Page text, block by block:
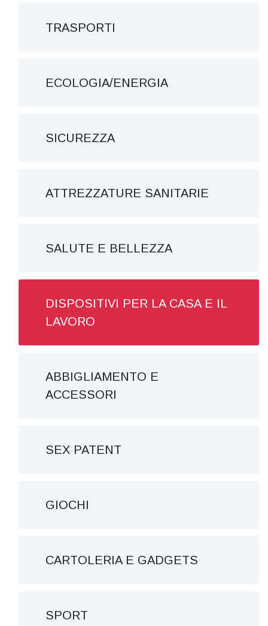
TRASPORTI
ECOLOGIA/ENERGIA
SICUREZZA
ATTREZZATURE SANITARIE
SALUTE E BELLEZZA
DISPOSITIVI PER LA CASA E IL
LAVORO
ABBIGLIAMENTO E
ACCESSORI
SEX PATENT
GIOCHI
CARTOLERIA E GADGETS
SPORT